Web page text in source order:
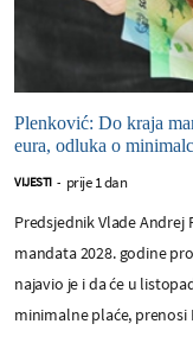
Plenković: Do kraja
eura, odluka o
VIJESTI - prije 1 dan
Predsjednik Vlade Andrej
mandata 2028. godine
najavio je i da će u
minimalne plaće, prenosi